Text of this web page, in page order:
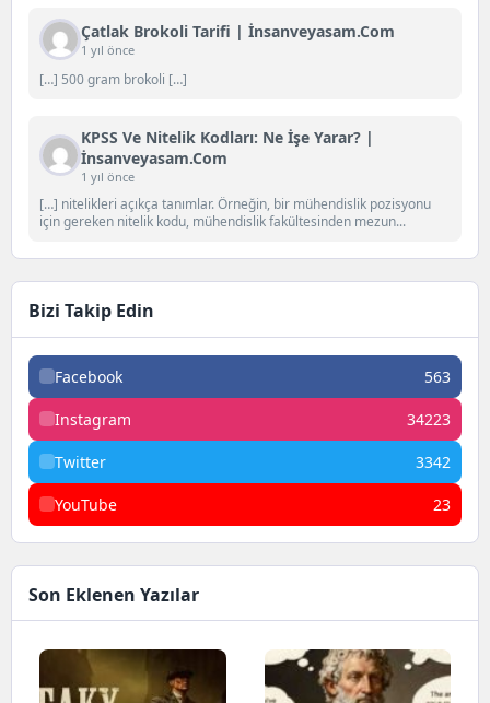
Çatlak Brokoli Tarifi | İnsanveyasam.com
1 yıl önce
[…] 500 gram brokoli […]
KPSS Ve Nitelik Kodları: Ne İşe Yarar? |
İnsanveyasam.com
1 yıl önce
[…] nitelikleri açıkça tanımlar. Örneğin, bir mühendislik pozisyonu
için gereken nitelik kodu, mühendislik fakültesinden mezun...
Bizi Takip Edin
Facebook 563
Instagram 34223
Twitter 3342
YouTube 23
Son Eklenen Yazılar